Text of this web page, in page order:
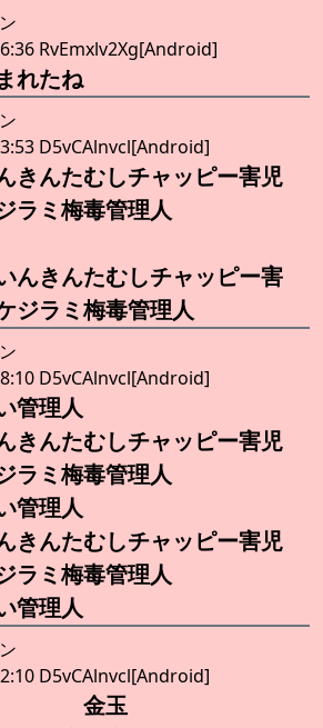
RvEmxlv2Xg[Android]
れたね
D5vCAlnvcl[Android]
きんたむしチャッピー害児
ラミ梅毒管理人
んきんたむしチャッピー害
ジラミ梅毒管理人
D5vCAlnvcl[Android]
管理人
きんたむしチャッピー害児
ラミ梅毒管理人
管理人
きんたむしチャッピー害児
ラミ梅毒管理人
管理人
D5vCAlnvcl[Android]